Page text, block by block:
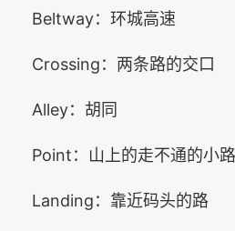
Beltway：环城高速
Crossing：两条路的交口
Alley：胡同
Point：山上的走不通的小路
Landing：靠近码头的路